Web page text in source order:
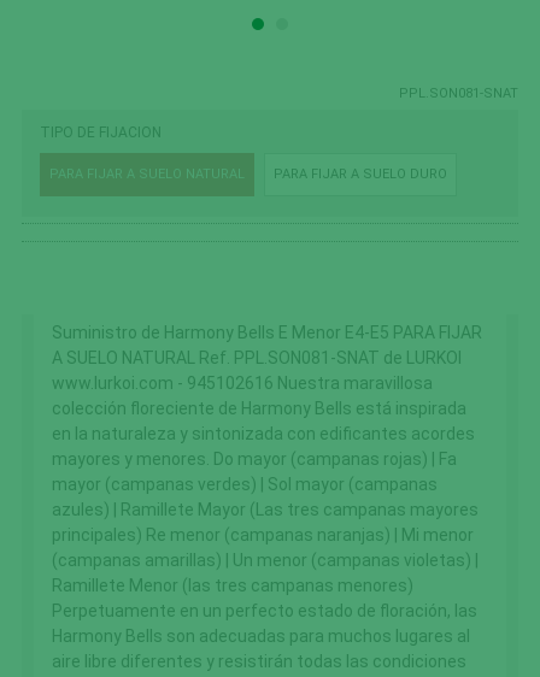
PPL.SON081-SNAT
TIPO DE FIJACION
PARA FIJAR A SUELO NATURAL PARA FIJAR A SUELO DURO
Suministro de Harmony Bells E Menor E4-E5 PARA FIJAR
A SUELO NATURAL Ref. PPL.SON081-SNAT de LURKOI
www.lurkoi.com - 945102616 Nuestra maravillosa
colección floreciente de Harmony Bells está inspirada
en la naturaleza y sintonizada con edificantes acordes
mayores y menores. Do mayor (campanas rojas) | Fa
mayor (campanas verdes) | Sol mayor (campanas
azules) | Ramillete Mayor (Las tres campanas mayores
principales) Re menor (campanas naranjas) | Mi menor
(campanas amarillas) | Un menor (campanas violetas) |
Ramillete Menor (las tres campanas menores)
Perpetuamente en un perfecto estado de floración, las
Harmony Bells son adecuadas para muchos lugares al
aire libre diferentes y resistirán todas las condiciones